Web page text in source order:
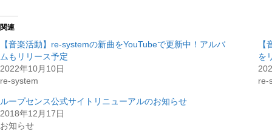
関連
【音楽活動】re-systemの新曲をYouTubeで更新中！アルバ
ムもリリース予定
2022年10月10日
re-system
を
re-
ループセンス公式サイトリニューアルのお知らせ
2018年12月17日
お知らせ